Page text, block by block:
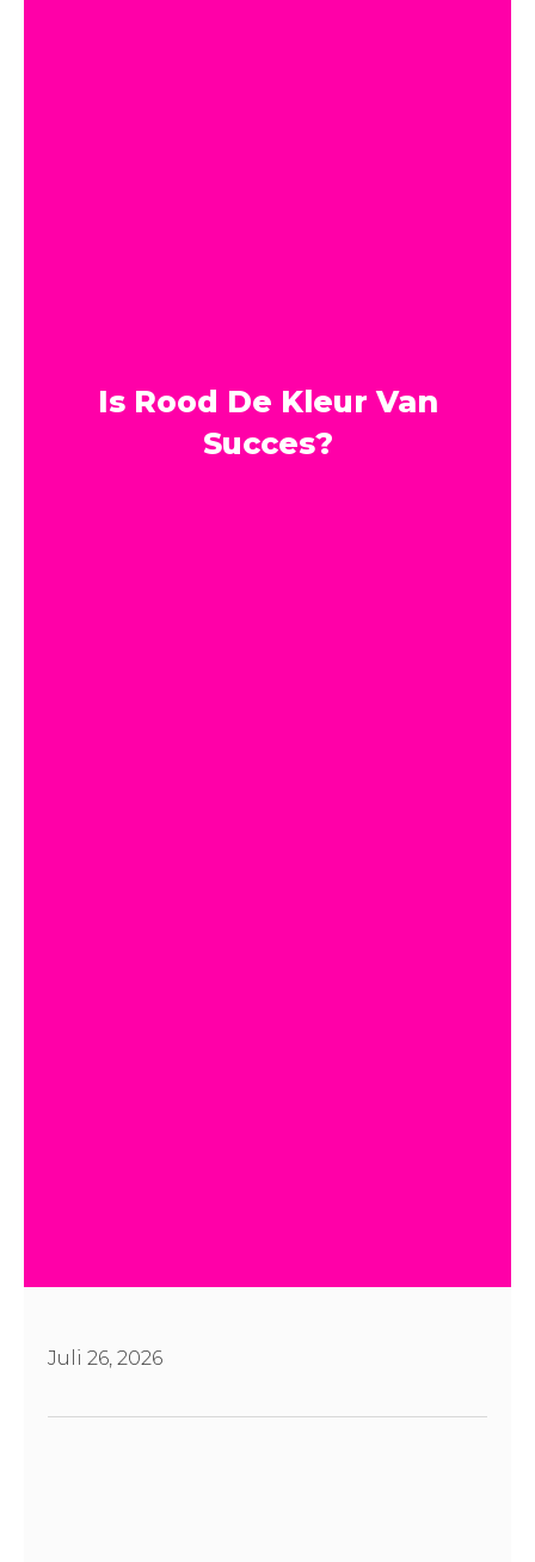
Is Rood De Kleur Van
Succes?
Juli 26, 2026